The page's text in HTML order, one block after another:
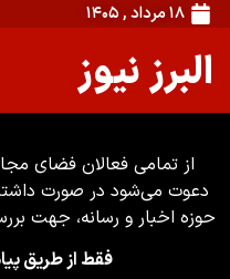
۱۸ مرداد , ۱۴۰۵
البرز نیوز
از تمامی فعالان فضای
دعوت می‌شود در صورت داشتن
حوزه اخبار و رسانه، جهت
فقط از طریق پیامک :